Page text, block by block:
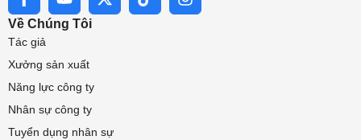
Về Chúng Tôi
Tác giả
Xưởng sản xuất
Năng lực công ty
Nhân sự công ty
Tuyển dụng nhân sự